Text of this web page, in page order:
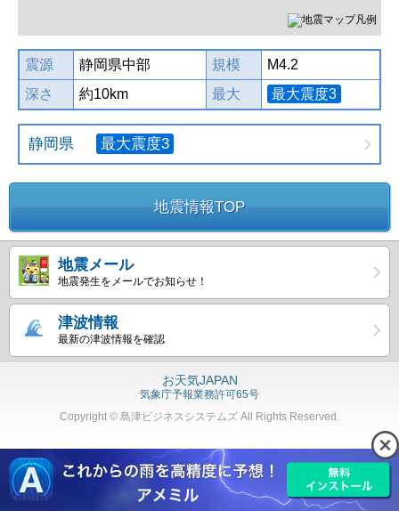
震源 静岡県中部 規模
M4.2
深さ
約10km 最大 最大震度3
静岡県 最大震度3
地震情報TOP
地震メール
地震発生をメールでお知らせ！
津波情報
最新の津波情報を確認
お天気JAPAN
気象庁予報業務許可65号
Copyright © 島津ビジネスシステムズ All Rights Reserved.